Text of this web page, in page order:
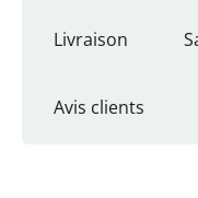
Livraison
Avis clients